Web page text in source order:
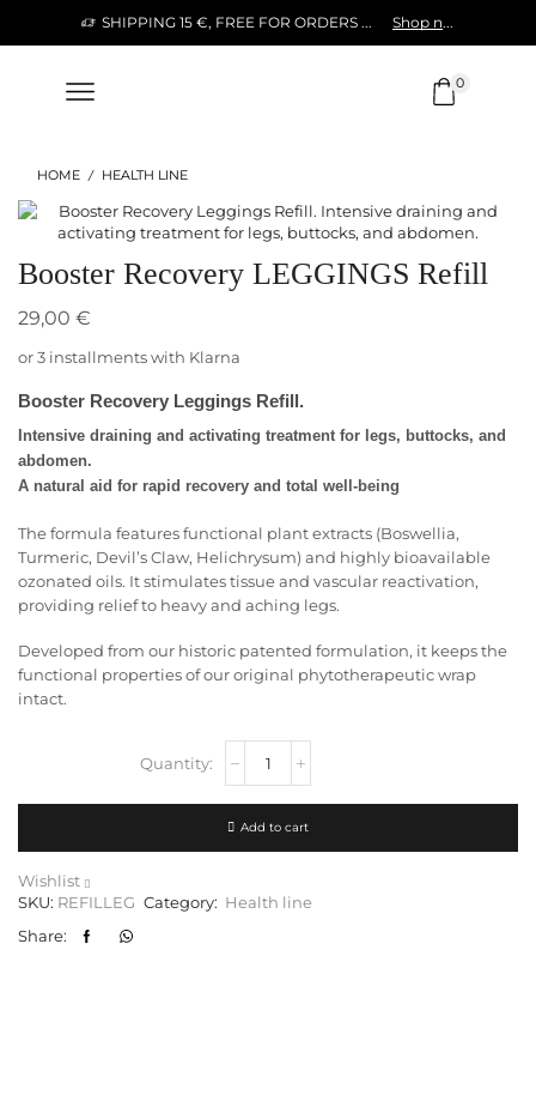
SHIPPING 15 €, FREE FOR ORDERS OVER 120 € Shop now!
0
HOME / HEALTH LINE
Booster Recovery LEGGINGS Refill
29,00 €
or 3 installments with Klarna
Booster Recovery Leggings Refill.
Intensive draining and activating treatment for legs, buttocks, and
abdomen.
A natural aid for rapid recovery and total well-being
The formula features functional plant extracts (Boswellia,
Turmeric, Devil’s Claw, Helichrysum) and highly bioavailable
ozonated oils. It stimulates tissue and vascular reactivation,
providing relief to heavy and aching legs.
Developed from our historic patented formulation, it keeps the
functional properties of our original phytotherapeutic wrap
intact.
Add to cart
Wishlist
SKU: REFILLEG Category: Health line
Share: